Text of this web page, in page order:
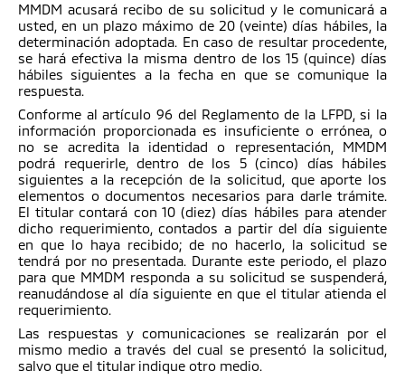
MMDM acusará recibo de su solicitud y le comunicará a
usted, en un plazo máximo de 20 (veinte) días hábiles, la
determinación adoptada. En caso de resultar procedente,
se hará efectiva la misma dentro de los 15 (quince) días
hábiles siguientes a la fecha en que se comunique la
respuesta.
Conforme al artículo 96 del Reglamento de la LFPD, si la
información proporcionada es insuficiente o errónea, o
no se acredita la identidad o representación, MMDM
podrá requerirle, dentro de los 5 (cinco) días hábiles
siguientes a la recepción de la solicitud, que aporte los
elementos o documentos necesarios para darle trámite.
El titular contará con 10 (diez) días hábiles para atender
dicho requerimiento, contados a partir del día siguiente
en que lo haya recibido; de no hacerlo, la solicitud se
tendrá por no presentada. Durante este periodo, el plazo
para que MMDM responda a su solicitud se suspenderá,
reanudándose al día siguiente en que el titular atienda el
requerimiento.
Las respuestas y comunicaciones se realizarán por el
mismo medio a través del cual se presentó la solicitud,
salvo que el titular indique otro medio.